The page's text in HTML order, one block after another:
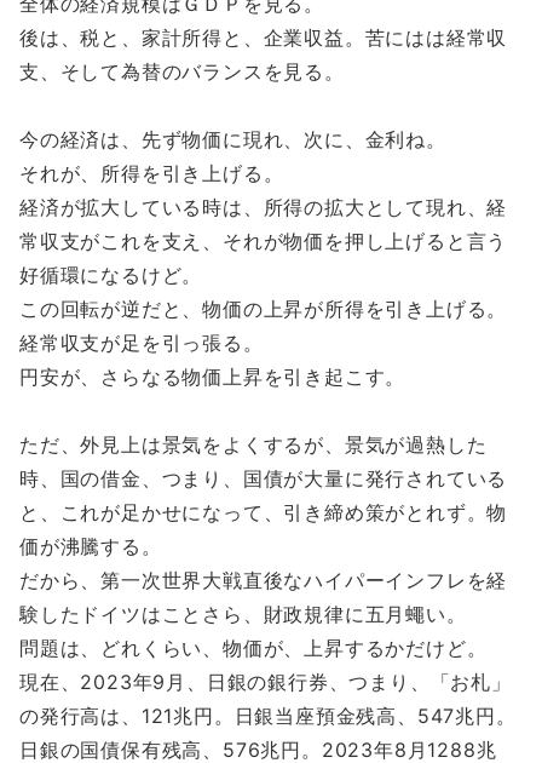
後は、税と、家計所得と、企業収益。苦にはは経常収
支、そして為替のバランスを見る。
今の経済は、先ず物価に現れ、次に、金利ね。
それが、所得を引き上げる。
経済が拡大している時は、所得の拡大として現れ、経
常収支がこれを支え、それが物価を押し上げると言う
好循環になるけど。
この回転が逆だと、物価の上昇が所得を引き上げる。
経常収支が足を引っ張る。
円安が、さらなる物価上昇を引き起こす。
ただ、外見上は景気をよくするが、景気が過熱した
時、国の借金、つまり、国債が大量に発行されている
と、これが足かせになって、引き締め策がとれず。物
価が沸騰する。
だから、第一次世界大戦直後なハイパーインフレを経
験したドイツはことさら、財政規律に五月蠅い。
問題は、どれくらい、物価が、上昇するかだけど。
現在、2023年9月、日銀の銀行券、つまり、「お札」
の発行高は、121兆円。日銀当座預金残高、547兆円。
日銀の国債保有残高、576兆円。2023年8月1288兆